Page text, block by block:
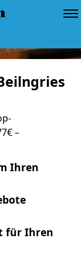
–
Ihren
für Ihren